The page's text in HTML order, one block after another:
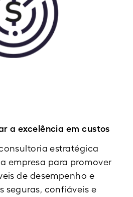
a excelência em custos
estratégica
empresa para promover
de desempenho e
seguras, confiáveis e